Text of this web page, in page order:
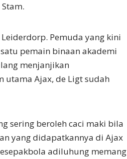
Pemuda yang kini
pemain binaan akademi
menjanjikan
utama Ajax, de Ligt sudah
sering beroleh caci maki bila
yang didapatkannya di Ajax
adiluhung memang